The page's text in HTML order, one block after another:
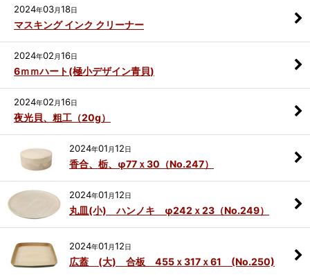
2024年03月18日
マスキング インク クリーナー
2024年02 月16日
6ｍｍハート(極小デザイン青貝)
2024年02 月16日
夜光貝、粗工（20g）
2024年01 月12日
香合、栃、φ77ｘ30（No.247）
2024年01 月12日
丸皿(小) ハンノキ φ242ｘ23（No.249）
2024年01 月12日
広蓋 (大) 合板 455ｘ317ｘ61 (No.250)